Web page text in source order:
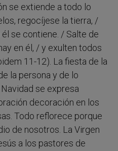
se extiende a todo lo
regocíjese la tierra, /
se contiene. / Salte de
en él, / y exulten todos
11-12). La fiesta de la
la persona y de lo
se expresa
decoración en los
Todo reflorece porque
de nosotros. La Virgen
a los pastores de